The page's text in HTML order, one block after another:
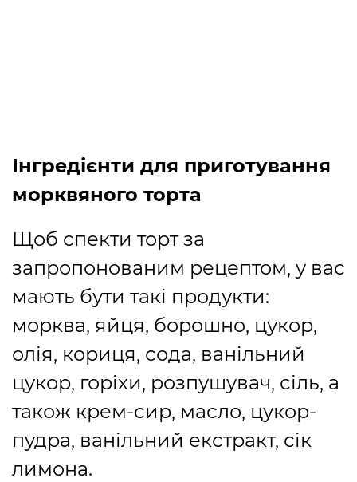
Інгредієнти для приготування
морквяного торта
Щоб спекти торт за
запропонованим рецептом, у вас
мають бути такі продукти:
морква, яйця, борошно, цукор,
олія, кориця, сода, ванільний
цукор, горіхи, розпушувач, сіль, а
також крем-сир, масло, цукор-
пудра, ванільний екстракт, сік
лимона.